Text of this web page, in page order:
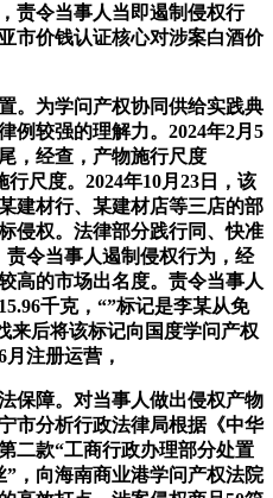
责令当事人当即遏制侵权行
市价钱认证核心对涉案白酒价
为学问产权协同供给实践典
例较强的理解力。2024年2月5
，经查，产物施行尺度
尺度。2024年10月23日，该
建材行、某建材店等三店的部
侵权。法律部分践行同、快准
责令当事人遏制侵权行为，经
高的市场出名度。责令当事人
千克，“”标记是李某从免
来后将该标记向国度学问产权
注册运营，
障。对当事人做出侵权产物
市分析行政法律局根据《中华
二款“工商行政办理部分处置
，向海南商业港学问产权法院